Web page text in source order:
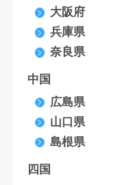
大阪府
兵庫県
奈良県
中国
広島県
山口県
島根県
四国